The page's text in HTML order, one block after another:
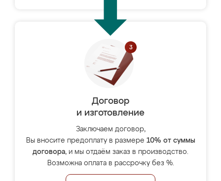
Договор
и изготовление
Заключаем договор,
Вы вносите предоплату в размере 10% от суммы
договора, и мы отдаём заказ в производство.
Возможна оплата в рассрочку без %.